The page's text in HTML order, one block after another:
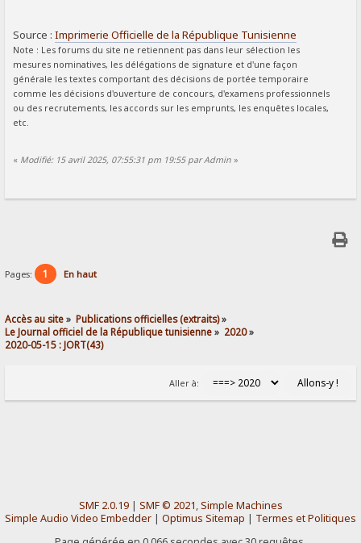
Source :Imprimerie Officielle de la République Tunisienne
Note : Les forums du site ne retiennent pas dans leur sélection les
mesures nominatives, les délégations de signature et d'une façon
générale les textes comportant des décisions de portée temporaire
comme les décisions d'ouverture de concours, d'examens professionnels
ou des recrutements, les accords sur les emprunts, les enquêtes locales,
etc.
« Modifié: 15 avril 2025, 07:55:31 pm 19:55 par Admin »
Pages: 1 En haut
Accès au site» Publications officielles (extraits)»
Le Journal officiel de la République tunisienne» 2020»
2020-05-15 : JORT(43)
Aller à:
SMF 2.0.19| SMF © 2021,Simple Machines
Simple Audio Video Embedder | Optimus Sitemap | Termes et Politiques